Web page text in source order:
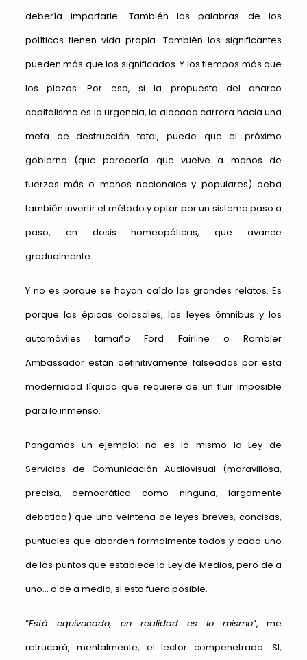
debería importarle. También las palabras de los
políticos tienen vida propia. También los significantes
pueden más que los significados. Y los tiempos más que
los plazos. Por eso, si la propuesta del anarco
capitalismo es la urgencia, la alocada carrera hacia una
meta de destrucción total, puede que el próximo
gobierno (que parecería que vuelve a manos de
fuerzas más o menos nacionales y populares) deba
también invertir el método y optar por un sistema paso a
paso, en dosis homeopáticas, que avance
gradualmente.
Y no es porque se hayan caído los grandes relatos. Es
porque las épicas colosales, las leyes ómnibus y los
automóviles tamaño Ford Fairline o Rambler
Ambassador están definitivamente falseados por esta
modernidad líquida que requiere de un fluir imposible
para lo inmenso.
Pongamos un ejemplo: no es lo mismo la Ley de
Servicios de Comunicación Audiovisual (maravillosa,
precisa, democrática como ninguna, largamente
debatida) que una veintena de leyes breves, concisas,
puntuales que aborden formalmente todos y cada uno
de los puntos que establece la Ley de Medios, pero de a
uno… o de a medio, si esto fuera posible.
“Está equivocado, en realidad es lo mismo”, me
retrucará, mentalmente, el lector compenetrado. SI,